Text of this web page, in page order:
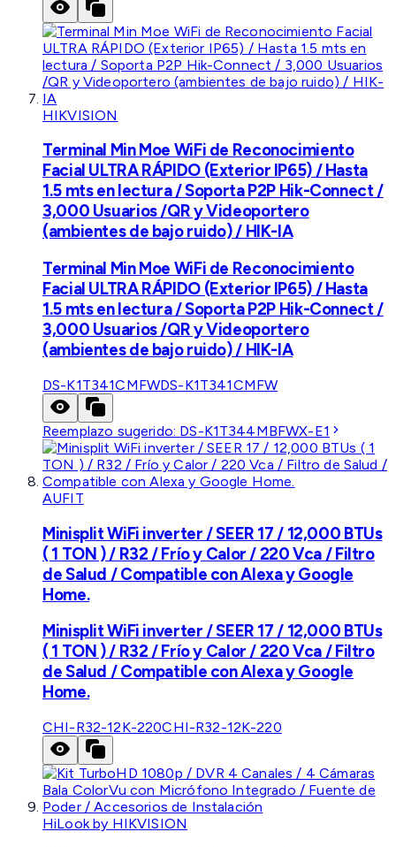
HIKVISION
Terminal Min Moe WiFi de Reconocimiento
Facial ULTRA RÁPIDO (Exterior IP65) / Hasta
1.5 mts en lectura / Soporta P2P Hik-Connect /
3,000 Usuarios /QR y Videoportero
(ambientes de bajo ruido) / HIK-IA
Terminal Min Moe WiFi de Reconocimiento
Facial ULTRA RÁPIDO (Exterior IP65) / Hasta
1.5 mts en lectura / Soporta P2P Hik-Connect /
3,000 Usuarios /QR y Videoportero
(ambientes de bajo ruido) / HIK-IA
DS-K1T341CMFWDS-K1T341CMFW
Reemplazo sugerido: DS-K1T344MBFWX-E1
AUFIT
Minisplit WiFi inverter / SEER 17 / 12,000 BTUs
( 1 TON ) / R32 / Frío y Calor / 220 Vca / Filtro
de Salud / Compatible con Alexa y Google
Home.
Minisplit WiFi inverter / SEER 17 / 12,000 BTUs
( 1 TON ) / R32 / Frío y Calor / 220 Vca / Filtro
de Salud / Compatible con Alexa y Google
Home.
CHI-R32-12K-220CHI-R32-12K-220
HiLook by HIKVISION